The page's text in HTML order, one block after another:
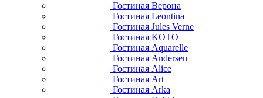
Гостиная Верона
Гостиная Leontina
Гостиная Jules Verne
Гостиная KOTO
Гостиная Aquarelle
Гостиная Andersen
Гостиная Alice
Гостиная Art
Гостиная Arka